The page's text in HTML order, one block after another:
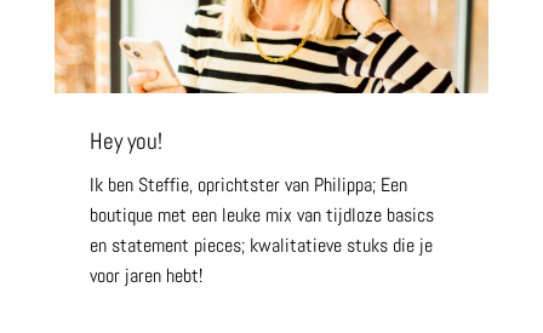
Hey you!
Ik ben Steffie, oprichtster van Philippa; Een
boutique met een leuke mix van tijdloze basics
en statement pieces; kwalitatieve stuks die je
voor jaren hebt!